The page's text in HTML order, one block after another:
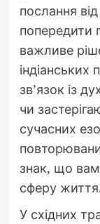
послання
попередити
важливе
зв’язок із
чи
сучасних
знак, що вам
сферу
У східних